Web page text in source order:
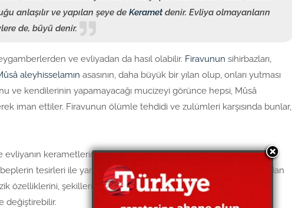
anlaşılır ve yapılan şeye de Kerametdenir. Evliya olmayanların
de, büyü denir.
ve evliyadan da hasıl olabilir. Firavunun sihirbazları,
aleyhisselamın asasının, daha büyük bir yılan olup, onları yutması
ve kendilerinin yapamayacağı mucizeyi görünce hepsi, Mûsâ
iman ettiler. Firavunun ölümle tehdidi ve zulümleri karşısında bunlar,
kerametlerini hep Allahü teâlâ yaratmaktadır. Tabiat
tesirleri ile yarattığı hâlde, mucizeleri böyle sebepler olmadan
özelliklerini, şekillerini değiştirir, maddenin yapısını değiştirmez.
değiştirebilir.